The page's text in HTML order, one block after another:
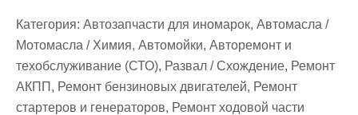
Категория: Автозапчасти для иномарок, Автомасла /
Мотомасла / Химия, Автомойки, Авторемонт и
техобслуживание (СТО), Развал / Схождение, Ремонт
АКПП, Ремонт бензиновых двигателей, Ремонт
стартеров и генераторов, Ремонт ходовой части